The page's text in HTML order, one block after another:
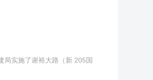
局实施了谢裕大路（新 205国